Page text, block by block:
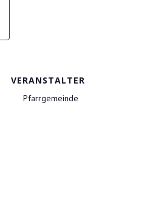
VERANSTALTER
Pfarrgemeinde